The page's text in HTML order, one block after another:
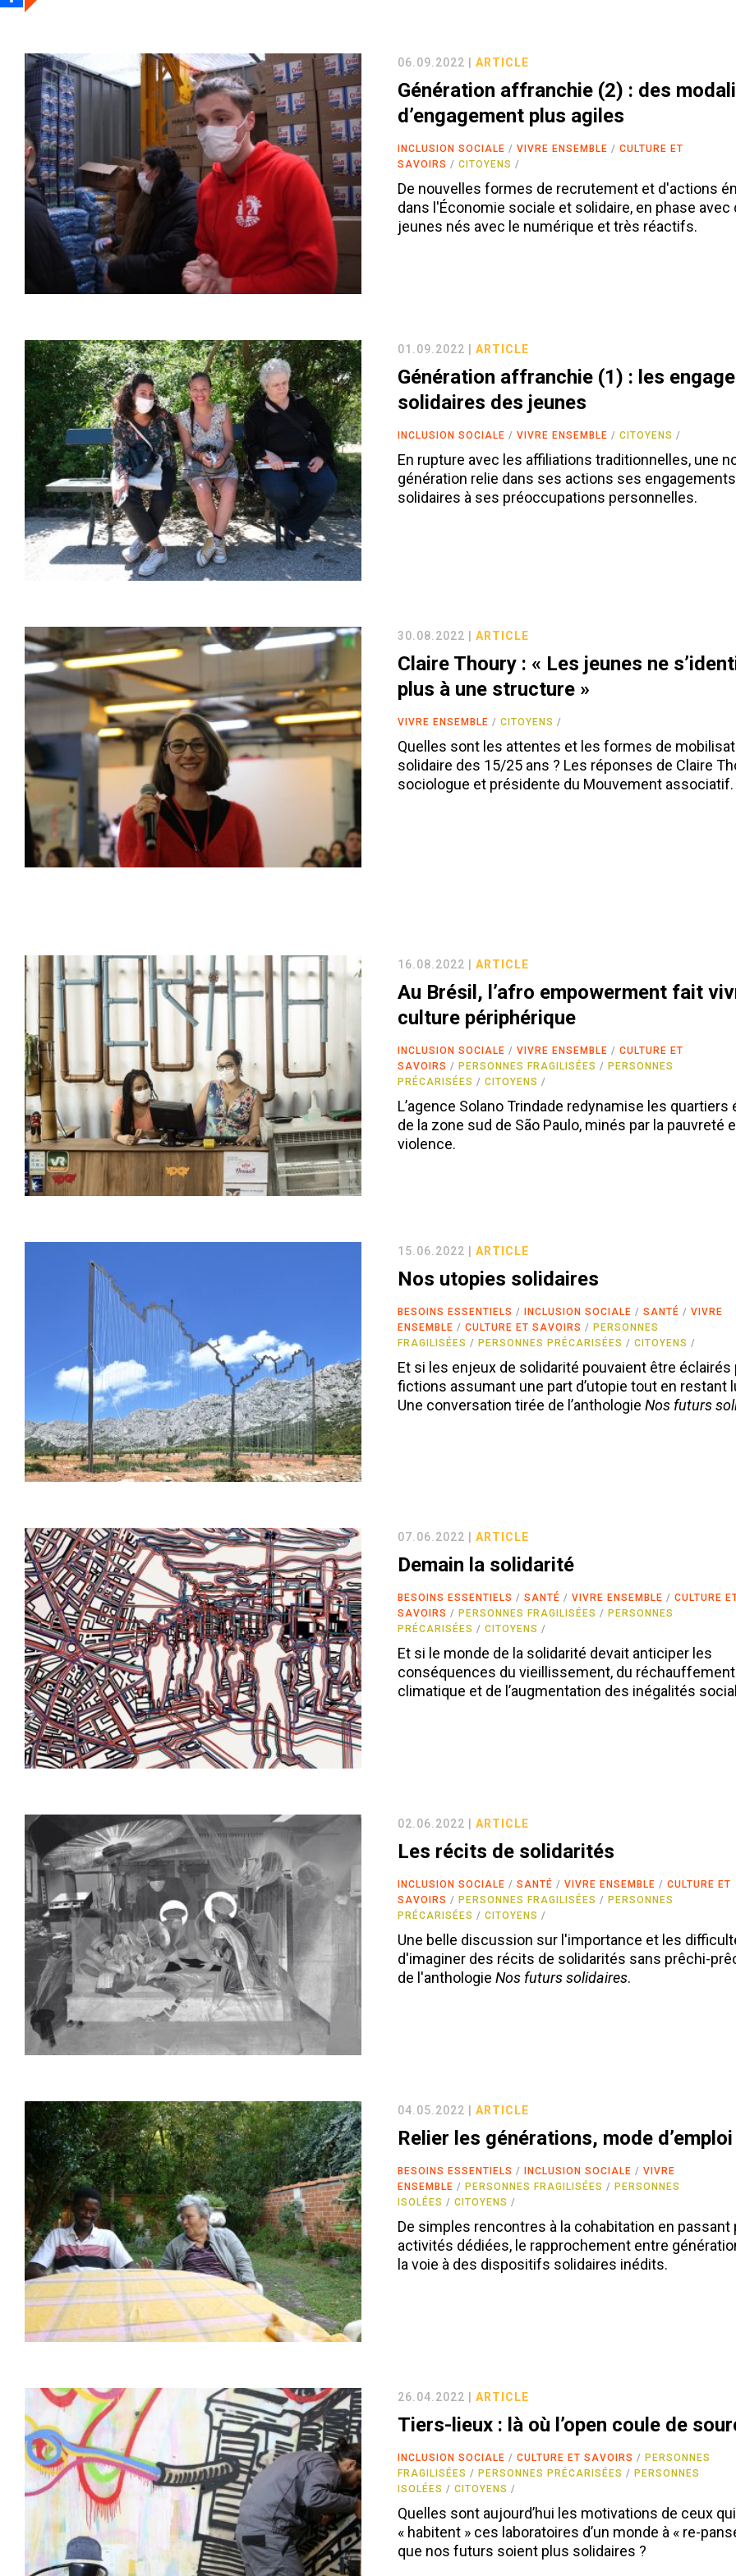
06.09.2022 |ARTICLE
Génération affranchie (2) : des
d’engagement plus agiles
INCLUSION SOCIALE VIVRE ENSEMBLE
CULTURE ET
SAVOIRS
CITOYENS
De nouvelles formes de recrutement et d'actions
dans l'Économie sociale et solidaire, en phase avec
jeunes nés avec le numérique et très réactifs.
01.09.2022 |ARTICLE
Génération affranchie (1) : les
solidaires des jeunes
INCLUSION SOCIALE VIVRE ENSEMBLE CITOYENS
En rupture avec les affiliations traditionnelles, une
génération relie dans ses actions ses engagements
solidaires à ses préoccupations personnelles.
30.08.2022 |ARTICLE
Claire Thoury : « Les jeunes ne
plus à une structure »
VIVRE ENSEMBLE CITOYENS
Quelles sont les attentes et les formes de
solidaire des 15/25 ans ? Les réponses de Claire
sociologue et présidente du Mouvement associatif.
16.08.2022 |ARTICLE
Au Brésil, l’afro empowerment fait
culture périphérique
INCLUSION SOCIALE VIVRE ENSEMBLE
CULTURE ET
SAVOIRS
PERSONNES FRAGILISÉES
PERSONNES
PRÉCARISÉES
CITOYENS
L’agence Solano Trindade redynamise les quartiers
de la zone sud de São Paulo, minés par la pauvreté
violence.
15.06.2022 |ARTICLE
Nos utopies solidaires
BESOINS ESSENTIELS INCLUSION SOCIALE SANTÉ
VIVRE
ENSEMBLE
CULTURE ET SAVOIRS
PERSONNES
FRAGILISÉES
PERSONNES PRÉCARISÉES CITOYENS
Et si les enjeux de solidarité pouvaient être éclairés
fictions assumant une part d’utopie tout en restant
Une conversation tirée de l’anthologieNos futurs
07.06.2022 |ARTICLE
Demain la solidarité
BESOINS ESSENTIELS SANTÉ VIVRE ENSEMBLE
CULTURE
SAVOIRS
PERSONNES FRAGILISÉES
PERSONNES
PRÉCARISÉES
CITOYENS
Et si le monde de la solidarité devait anticiper les
conséquences du vieillissement, du réchauffement
climatique et de l’augmentation des inégalités
02.06.2022 |ARTICLE
Les récits de solidarités
INCLUSION SOCIALE SANTÉ VIVRE ENSEMBLE
CULTURE ET
SAVOIRS
PERSONNES FRAGILISÉES
PERSONNES
PRÉCARISÉES
CITOYENS
Une belle discussion sur l'importance et les
d'imaginer des récits de solidarités sans prêchi-
de l'anthologieNos futurs solidaires.
04.05.2022 |ARTICLE
Relier les générations, mode d’emploi
BESOINS ESSENTIELS INCLUSION SOCIALE
VIVRE
ENSEMBLE
PERSONNES FRAGILISÉES
PERSONNES
ISOLÉES
CITOYENS
De simples rencontres à la cohabitation en passant
activités dédiées, le rapprochement entre
la voie à des dispositifs solidaires inédits.
26.04.2022 |ARTICLE
Tiers-lieux : là où l’open coule de
INCLUSION SOCIALE CULTURE ET SAVOIRS
PERSONNES
FRAGILISÉES
PERSONNES PRÉCARISÉES
PERSONNES
ISOLÉES
CITOYENS
Quelles sont aujourd’hui les motivations de ceux qui
« habitent » ces laboratoires d’un monde à « re-
que nos futurs soient plus solidaires ?